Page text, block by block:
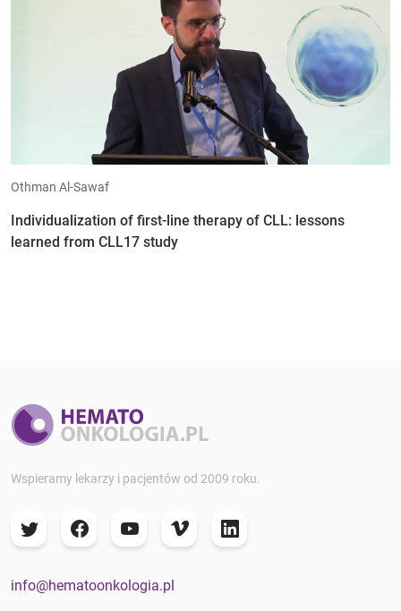
Othman Al-Sawaf
Individualization of first-line therapy of CLL: lessons
learned from CLL17 study
Wspieramy lekarzy i pacjentów od 2009 roku.
info@hematoonkologia.pl